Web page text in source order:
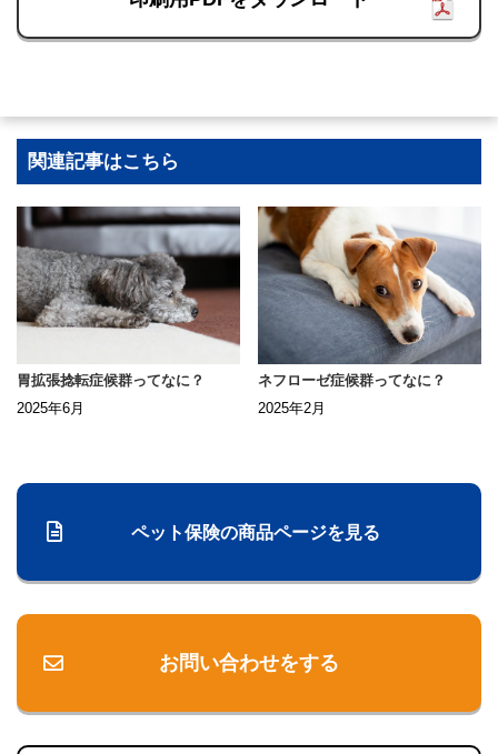
関連記事はこちら
胃拡張捻転症候群ってなに？
2025年6月
ネフローゼ症候群ってなに？
2025年2月
ペット保険の商品ページを見る
お問い合わせをする